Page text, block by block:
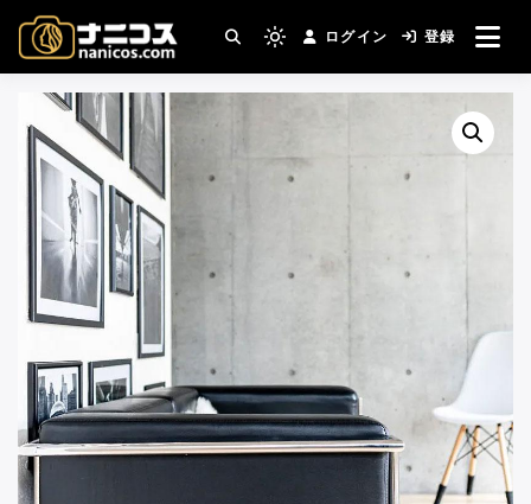
テ
nanicos－コスプレイヤ
ーさんとカメラマンさん
がつながるコスプレ撮影
サイト
撮影場所・スタジオがすぐ見つかる。コスプ
レ撮影主催者の強い味方！
Light
mode
switch
ログイン 登録